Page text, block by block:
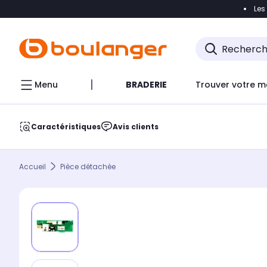
Accéder
Menu BRADERIE Trouver votre
Caractéristiques Avis clients
Accueil Pièce détachée